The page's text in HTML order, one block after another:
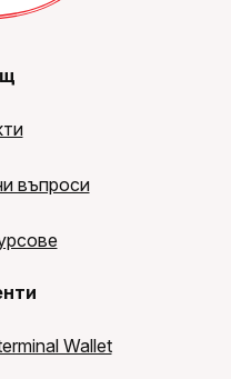
въпроси
Wallet